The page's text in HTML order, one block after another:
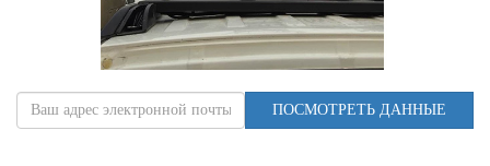
ПОСМОТРЕТЬ ДАННЫЕ